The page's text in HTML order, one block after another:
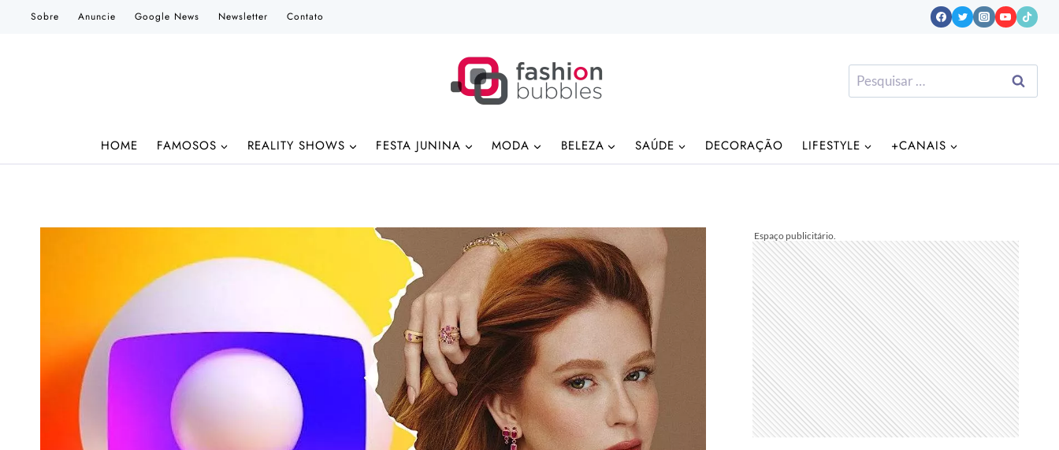
Sobre Anuncie Google News Newsletter Contato
Pesquisar
por:
HOME FAMOSOS REALITY SHOWS FESTA JUNINA MODA BELEZA SAÚDE DECORAÇÃO LIFESTYLE +CANAIS